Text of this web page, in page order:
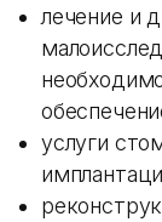
лечение и
услуги